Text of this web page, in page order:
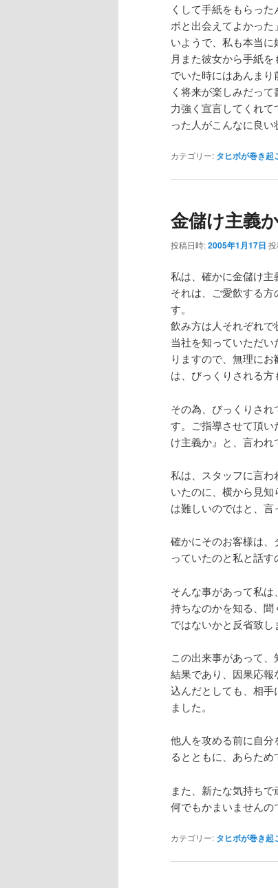
くして手紙をもらっ
ボと出会えてよかっ
いようで、私も本当
月また彼女から手紙
でいた時にはあんま
く将来が楽しみだっ
力強く宣言してくれ
った人がこんなに良い
カテゴリー: タヒボが巻き起
金儲け主義
投稿日時:2005年1月17日
私は、確かに金儲け主
それは、ご愛飲する
す。
飲み方は人それぞれで
当社を知っていただ
りますので、無理に
は、びっくりされる方
その為、びっくりさ
す。ご指導させて頂
け主義か』と、言われ
私は、スタッフに言
いたのに、横から見
は難しいのではと、言
確かにそのお客様は
っていたのと私と話す
そんな事があって私
持ちなのかを知る、
ではないかと反省致し
この出来事があって
結果であり、因果応
込んだとしても、相
ました。
他人を攻める前に自
るとともに、あらため
また、新たな気持ち
何でもかまいませんの
カテゴリー: タヒボが巻き起